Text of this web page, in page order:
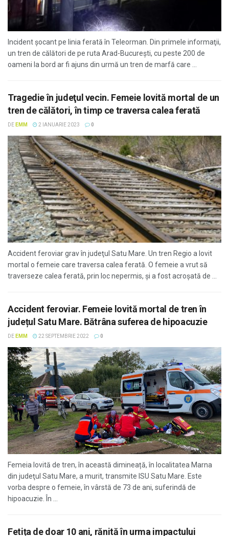
Incident şocant pe linia ferată în Teleorman. Din primele informaţii,
un tren de călători de pe ruta Arad-Bucureşti, cu peste 200 de
oameni la bord ar fi ajuns din urmă un tren de marfă care ...
Tragedie în judeţul vecin. Femeie lovită mortal de un
tren de călători, în timp ce traversa calea ferată
DE EMM 2 IANUARIE 2023 0
Accident feroviar grav în judeţul Satu Mare. Un tren Regio a lovit
mortal o femeie care traversa calea ferată. O femeie a vrut să
traverseze calea ferată, prin loc nepermis, și a fost acroșată de ...
Accident feroviar. Femeie lovită mortal de tren în
județul Satu Mare. Bătrâna suferea de hipoacuzie
DE EMM 22 SEPTEMBRIE 2022 0
Femeia lovită de tren, în această dimineață, în localitatea Marna
din judeţul Satu Mare, a murit, transmite ISU Satu Mare. Este
vorba despre o femeie, în vârstă de 73 de ani, suferindă de
hipoacuzie. În ...
Fetița de doar 10 ani, rănită în urma impactului